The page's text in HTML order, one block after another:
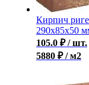
Кирпич
290x85x50
105.0 ₽ / шт.
5880 ₽ / м2